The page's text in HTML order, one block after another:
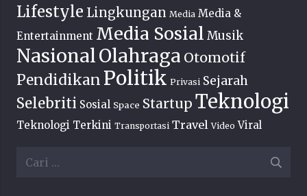
Lifestyle Lingkungan Media Media &
Entertainment Media Sosial Musik
NasionalOlahraga Otomotif
Pendidikan Politik Privasi Sejarah
Selebriti Sosial Space Startup Teknologi
Teknologi Terkini Transportasi Travel Video Viral
Cari